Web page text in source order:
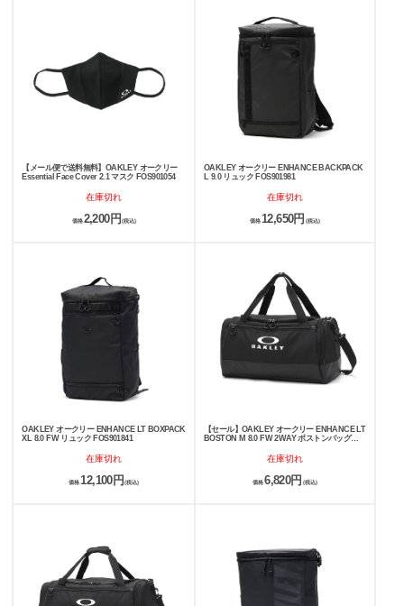
【メール便で送料無料】OAKLEY オークリー
Essential Face Cover 2.1 マスク FOS901054
在庫切れ
価格 2,200円(税込)
OAKLEY オークリー ENHANCE BACKPACK
L 9.0 リュック FOS901981
在庫切れ
価格 12,650円 (税込)
OAKLEY オークリー ENHANCE LT BOXPACK
XL 8.0 FW リュック FOS901841
在庫切れ
価格 12,100円 (税込)
【セール】OAKLEY オークリー ENHANCE LT
BOSTON M 8.0 FW 2WAY ボストンバッグ
在庫切れ
価格6,820円 (税込)